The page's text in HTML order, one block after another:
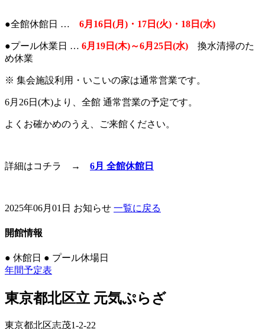
●全館休館日 … 6月16日(月)・17日(火)・18日(水)
●プール休業日 … 6月19日(木)～6月25日(水) 換水清掃のた
め休業
※ 集会施設利用・いこいの家は通常営業です。
6月26日(木)より、全館 通常営業の予定です。
よくお確かめのうえ、ご来館ください。
詳細はコチラ → 6月 全館休館日
2025年06月01日 お知らせ 一覧に戻る
開館情報
● 休館日 ● プール休場日
年間予定表
東京都北区立 元気ぷらざ
東京都北区志茂1-2-22